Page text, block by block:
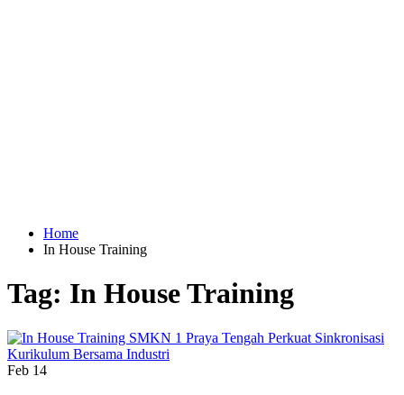
Home
In House Training
Tag: In House Training
Feb 14